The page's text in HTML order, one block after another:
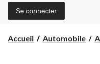
Se connecter
Accueil Automobile